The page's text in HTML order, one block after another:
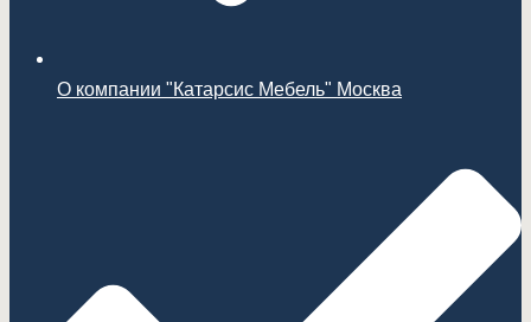
О компании "Катарсис Мебель" Москва